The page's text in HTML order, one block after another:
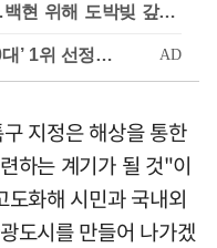
차가원 "MC몽에 400억 뜯겨…백현 위해 도박빚 갚아줘"
지정은 해상을 통한
하는 계기가 될 것"이
화해 시민과 국내외
도시를 만들어 나가겠